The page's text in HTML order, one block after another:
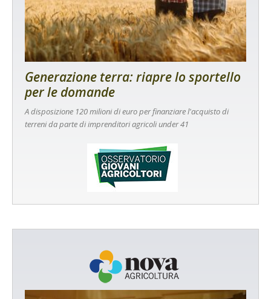
Generazione terra: riapre lo sportello
per le domande
A disposizione 120 milioni di euro per finanziare l'acquisto di
terreni da parte di imprenditori agricoli under 41